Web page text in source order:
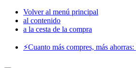
Volver al menú principal
al contenido
a la cesta de la compra
⚡️Cuanto más compres, más